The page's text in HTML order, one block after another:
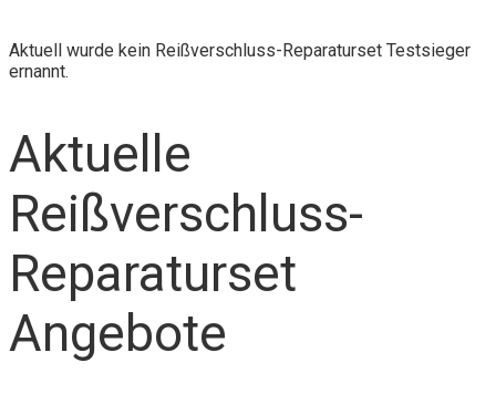
Aktuell wurde kein Reißverschluss-Reparaturset Testsieger
ernannt.
Aktuelle
Reißverschluss-
Reparaturset
Angebote